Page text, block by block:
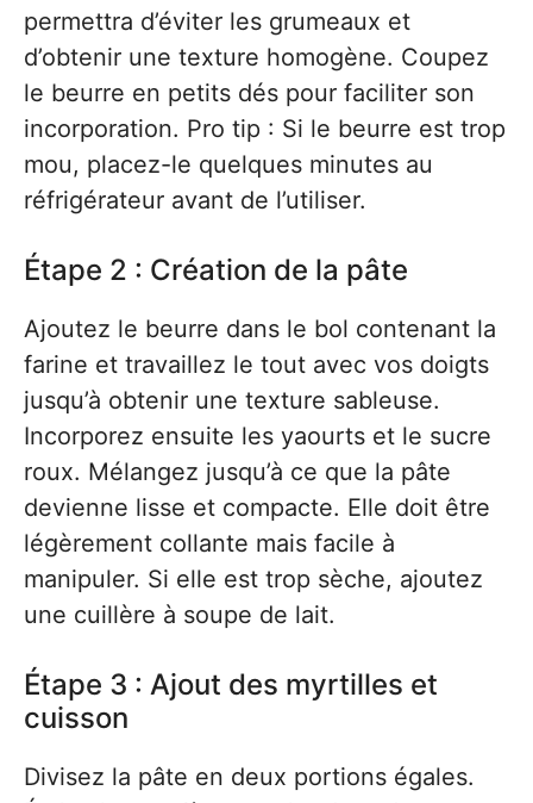
permettra d’éviter les grumeaux et
d’obtenir une texture homogène. Coupez
le beurre en petits dés pour faciliter son
incorporation. Pro tip : Si le beurre est trop
mou, placez-le quelques minutes au
réfrigérateur avant de l’utiliser.
Étape 2 : Création de la pâte
Ajoutez le beurre dans le bol contenant la
farine et travaillez le tout avec vos doigts
jusqu’à obtenir une texture sableuse.
Incorporez ensuite les yaourts et le sucre
roux. Mélangez jusqu’à ce que la pâte
devienne lisse et compacte. Elle doit être
légèrement collante mais facile à
manipuler. Si elle est trop sèche, ajoutez
une cuillère à soupe de lait.
Étape 3 : Ajout des myrtilles et
cuisson
Divisez la pâte en deux portions égales.